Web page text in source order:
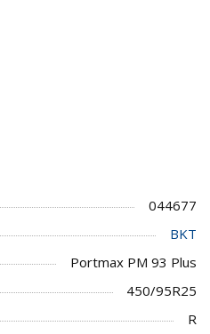
044677
BKT
Portmax PM 93 Plus
450/95R25
R